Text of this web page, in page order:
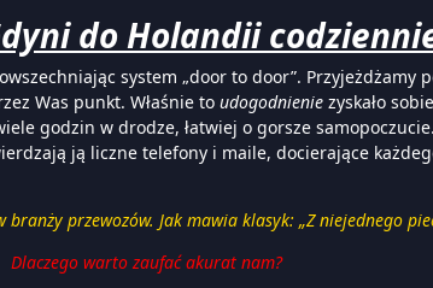
do Holandii
system „door to door”. Przyjeżdżamy
Was punkt. Właśnie to udogodnienie zyskało sobie
godzin w drodze, łatwiej o gorsze
ją liczne telefony i maile, docierające
przewozów. Jak mawia klasyk: „Z niejednego
Dlaczego warto zaufać akurat nam?